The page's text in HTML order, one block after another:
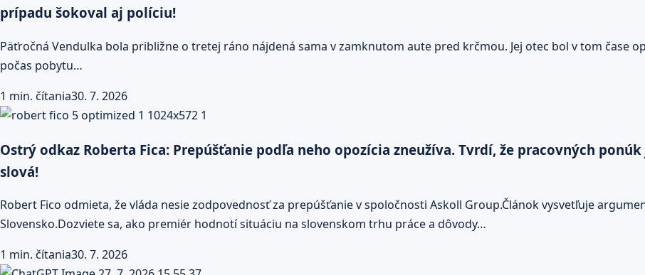
prípadu šokoval aj políciu!
Päťročná Vendulka bola približne o tretej ráno nájdená sama v zamknutom aute pred krčmou. Jej otec bol v tom čase
počas pobytu…
1 min. čítania30. 7. 2026
Ostrý odkaz Roberta Fica: Prepúšťanie podľa neho opozícia zneužíva. Tvrdí, že pracovných
slová!
Robert Fico odmieta, že vláda nesie zodpovednosť za prepúšťanie v spoločnosti Askoll Group.Článok vysvetľuje
Slovensko.Dozviete sa, ako premiér hodnotí situáciu na slovenskom trhu práce a dôvody…
1 min. čítania30. 7. 2026